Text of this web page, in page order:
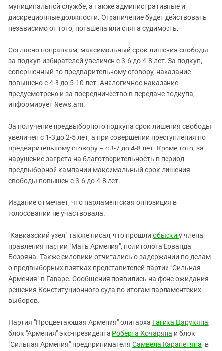
муниципальной службе, а также административные и
дискреционные должности. Ограничение будет действовать
независимо от того, погашена или снята судимость.
Согласно поправкам, максимальный срок лишения свободы
за подкуп избирателей увеличен с 3-6 до 4-8 лет. За подкуп,
совершенный по предварительному сговору, наказание
повышено с 4-8 до 5-10 лет. Аналогичное наказание
предусмотрено и за посредничество в передаче подкупа,
информирует News.am.
За получение предвыборного подкупа срок лишения свободы
увеличен с 1-3 до 2-5 лет, а при совершении преступления по
предварительному сговору – с 3-7 до 4-8 лет. Кроме того, за
нарушение запрета на благотворительность в период
предвыборной кампании максимальный срок лишения
свободы повышен с 3-6 до 4-8 лет.
Издание отмечает, что парламентская оппозиция в
голосовании не участвовала.
"Кавказский узел" также писал, что прошли обыски у члена
правления партии "Мать Армения", политолога Ерванда
Бозояна. Также силовики отчитались о задержании по делам
о предвыборных взятках представителей партии "Сильная
Армения" в Гаваре. Сообщения появились на фоне ожидания
решения Конституционного суда по итогам парламентских
выборов.
Партия "Процветающая Армения" олигарха Гагика Царукяна,
блок "Армения" экс-президента Роберта Кочаряна и блок
"Сильная Армения" предпринимателя Самвела Карапетяна в